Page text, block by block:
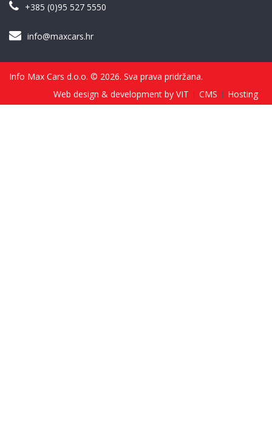
+385 (0)95 527 5550
info@maxcars.hr
Info Max Cars d.o.o. © 2026. Sva prava pridržana.
Web design & development by VIT
CMS Hosting